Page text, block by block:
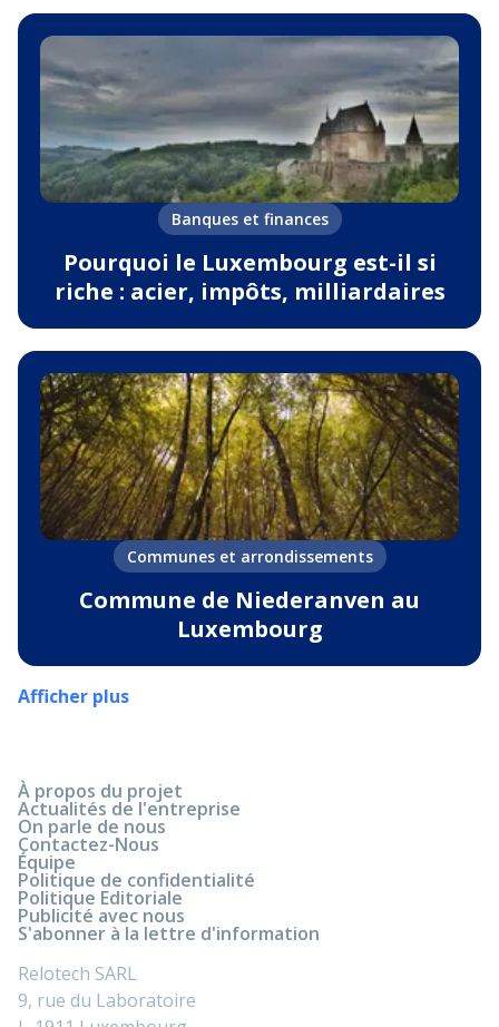
Banques et finances
Pourquoi le Luxembourg est-il si
riche : acier, impôts, milliardaires
Communes et arrondissements
Commune de Niederanven au
Luxembourg
Afficher plus
À propos du projet
Actualités de l'entreprise
On parle de nous
Contactez-Nous
Équipe
Politique de confidentialité
Politique Editoriale
Publicité avec nous
S'abonner à la lettre d'information
Relotech SARL
9, rue du Laboratoire